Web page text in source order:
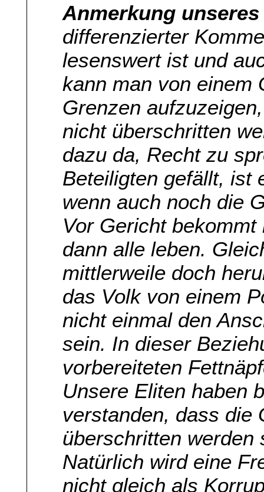
Anmerkung
differenzierter
lesenswert ist und
kann man von einem
Grenzen
nicht überschritten
dazu da, Recht zu
Beteiligten gefällt, ist
wenn auch noch die
Vor Gericht
dann alle leben.
mittlerweile doch
das Volk von einem
nicht einmal den
sein. In dieser
vorbereiteten
Unsere Eliten haben
verstanden, dass die
überschritten werden
Natürlich wird eine
nicht gleich als